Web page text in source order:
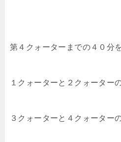
第４クォーターまでの４０分
１クォーターと２クォーター
３クォーターと４クォーター